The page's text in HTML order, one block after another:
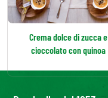
Crema dolce di zucca e
cioccolato con quinoa